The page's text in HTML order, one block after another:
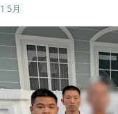
5月